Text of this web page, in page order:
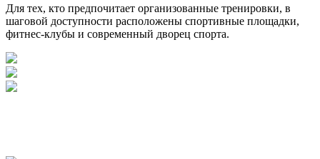
Для тех, кто предпочитает организованные тренировки, в
шаговой доступности расположены спортивные площадки,
фитнес-клубы и современный дворец спорта.